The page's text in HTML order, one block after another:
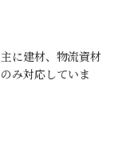
に建材、物流資材
み対応していま